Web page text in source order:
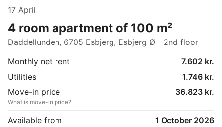
17 April
4 room apartment of 100 m²
Daddellunden, 6705 Esbjerg, Esbjerg Ø - 2nd floor
Monthly net rent
7.602 kr.
Utilities
1.746 kr.
Move-in price
36.823 kr.
What is move-in price?
Available from
1 October 2026